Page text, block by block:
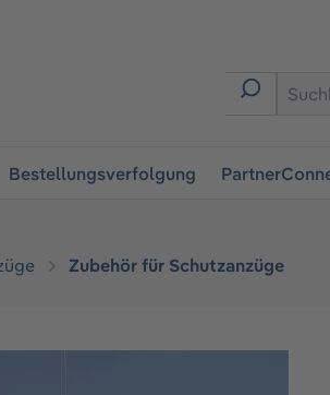
Bestellungsverfolgung
Zubehör für Schutzanzüge